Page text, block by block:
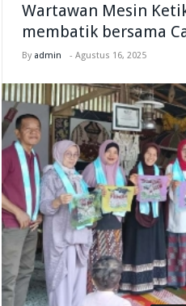
Wartawan Mesin
membatik bersama
By admin -Agustus 16, 2025